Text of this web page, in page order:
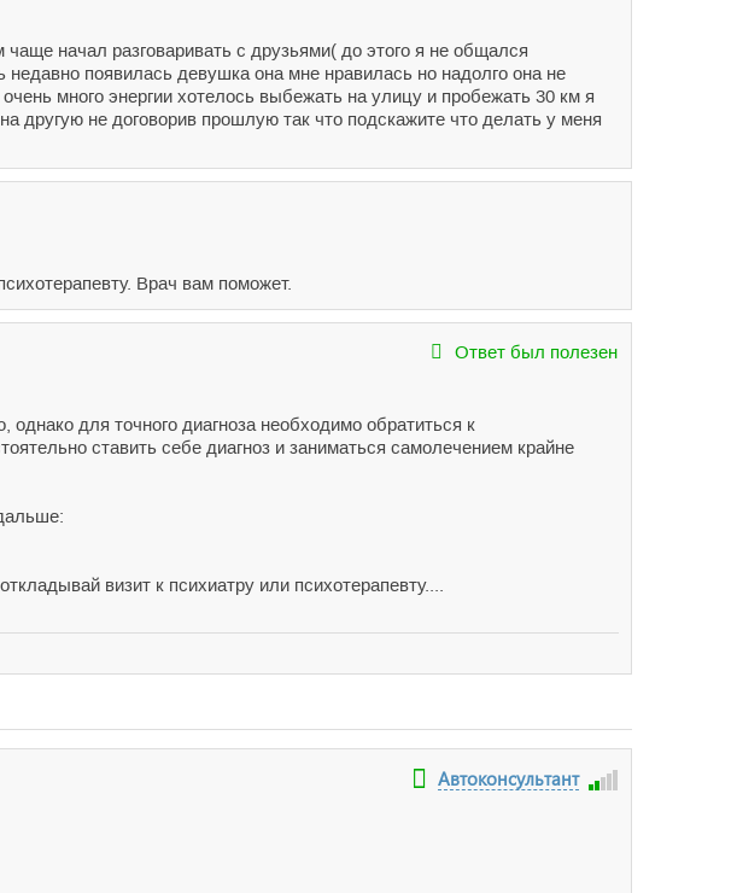
начал разговаривать с друзьями( до этого я не общался
появилась девушка она мне нравилась но надолго она не
много энергии хотелось выбежать на улицу и пробежать 30 км я
другую не договорив прошлую так что подскажите что делать у меня
Врач вам поможет.
Ответ был полезен
для точного диагноза необходимо обратиться к
ставить себе диагноз и заниматься самолечением крайне
визит к психиатру или психотерапевту....
Автоконсультант